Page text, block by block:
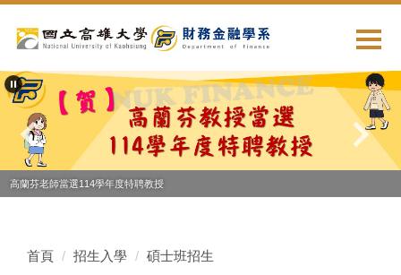
到
要
內
區
高蘭芬老師當選114學年度特聘教授
首頁 招生入學 碩士班招生